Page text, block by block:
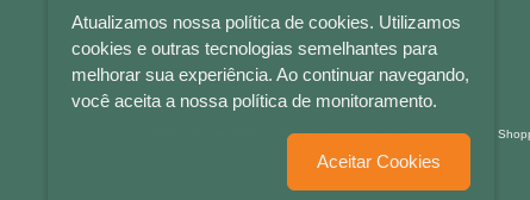
LETRAS & CIA - CNPJ n° 88.587.548/0001-20 - Térreo Bourbon
Atualizamos nossa política de cookies. Utilizamos
cookies e outras tecnologias semelhantes para
melhorar sua experiência. Ao continuar navegando,
você aceita a nossa política de monitoramento.
Aceitar Cookies